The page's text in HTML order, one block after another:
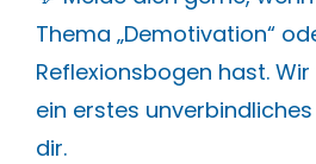
Thema „Demotivation“
Reflexionsbogen hast.
ein erstes
dir.